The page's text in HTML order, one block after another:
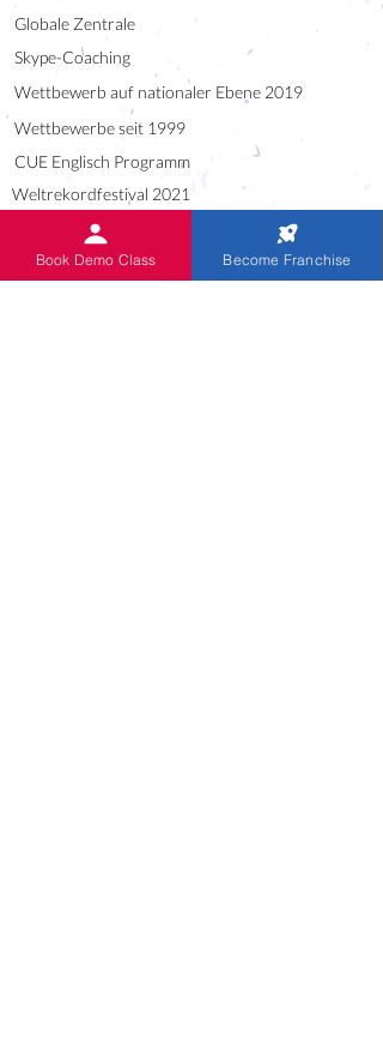
Globale Zentrale
Skype-Coaching
Wettbewerb auf nationaler Ebene 2019
Wettbewerbe seit 1999
CUE Englisch Programm
Weltrekordfestival 2021
Alumni of IndianAbacus
Mündliche Summen Audio
Book Demo Class Become Franchise